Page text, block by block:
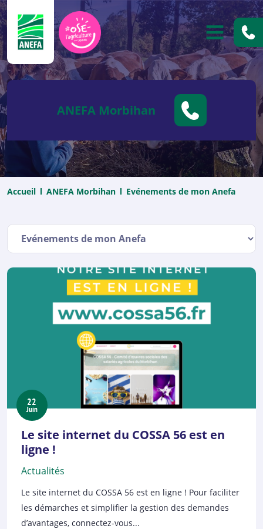
OUVRIR
ANEFA Morbihan
Accueil ANEFA Morbihan Evénements de mon Anefa
22
Juin
Le site internet du COSSA 56 est en
ligne !
Actualités
Le site internet du COSSA 56 est en ligne ! Pour faciliter
les démarches et simplifier la gestion des demandes
d’avantages, connectez-vous...